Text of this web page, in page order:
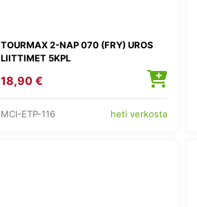
TOURMAX 2-NAP 070 (FRY) UROS
LIITTIMET 5KPL
18,90 €
MCI-ETP-116 heti verkosta